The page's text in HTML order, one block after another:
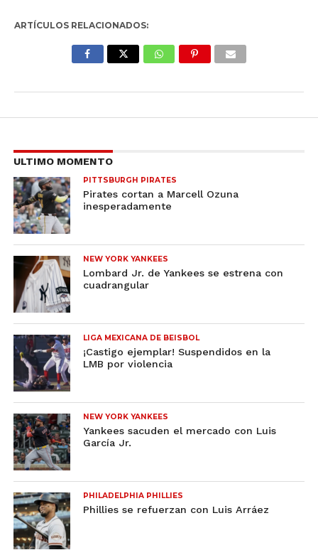
ARTÍCULOS RELACIONADOS:
ULTIMO MOMENTO
PITTSBURGH PIRATES
Pirates cortan a Marcell Ozuna
inesperadamente
NEW YORK YANKEES
Lombard Jr. de Yankees se estrena con
cuadrangular
LIGA MEXICANA DE BEISBOL
¡Castigo ejemplar! Suspendidos en la
LMB por violencia
NEW YORK YANKEES
Yankees sacuden el mercado con Luis
García Jr.
PHILADELPHIA PHILLIES
Phillies se refuerzan con Luis Arráez